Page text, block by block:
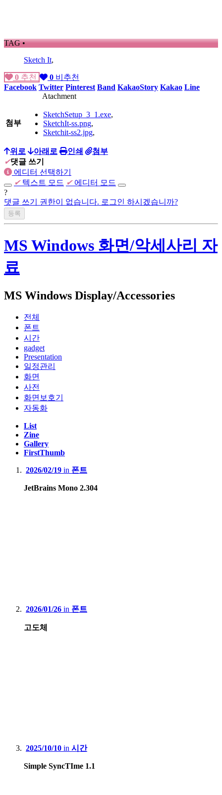
TAG •
Sketch It,
0 추천 0 비추천
Facebook Twitter Pinterest Band KakaoStory Kakao Line
Atachment
첨부
SketchSetup_3_1.exe,
SketchIt-ss.png,
Sketchit-ss2.jpg,
위로 아래로 인쇄
첨부
✔댓글 쓰기
에디터 선택하기
✔ 텍스트 모드 ✔ 에디터 모드
?
댓글 쓰기 권한이 없습니다. 로그인 하시겠습니까?
MS Windows 화면/악세사리 자
료
MS Windows Display/Accessories
전체
폰트
시간
gadget
Presentation
일정관리
화면
사전
화면보호기
자동화
List
Zine
Gallery
FirstThumb
2026/02/19 in 폰트
JetBrains Mono 2.304
2026/01/26 in 폰트
고도체
2025/10/10 in 시간
Simple SyncTIme 1.1